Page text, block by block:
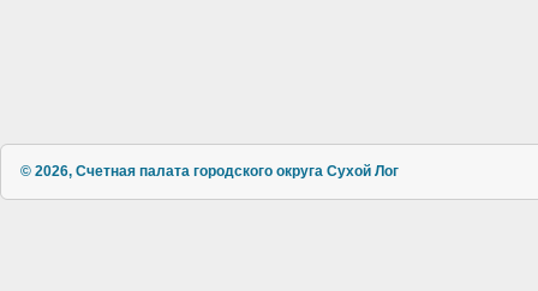
© 2026, Счетная палата городского округа Сухой Лог